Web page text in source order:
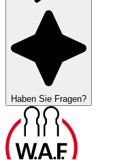
Haben Sie Fragen?